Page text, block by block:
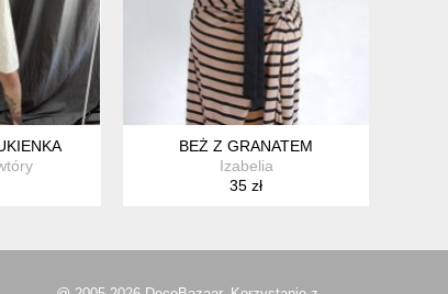
DŁUGA MAXI NOWA COSPLAY LARP
BEŻ Z GRANATEM
Izabelia
35 zł